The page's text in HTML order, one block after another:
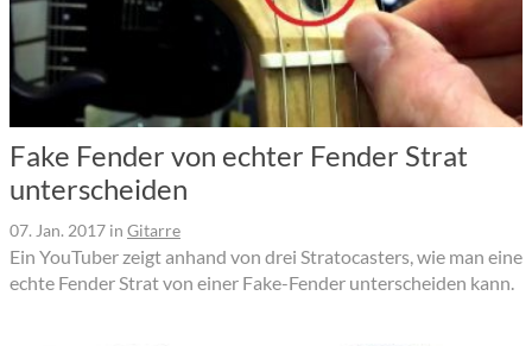
Fake Fender von echter Fender Strat
unterscheiden
07. Jan. 2017 in Gitarre
Ein YouTuber zeigt anhand von drei Stratocasters, wie man eine
echte Fender Strat von einer Fake-Fender unterscheiden kann.